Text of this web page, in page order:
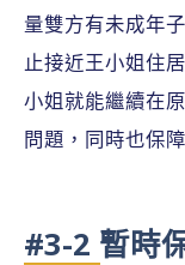
量雙方有未成年
止接近王小姐住
小姐就能繼續在
問題，同時也保
#3-2 暫時